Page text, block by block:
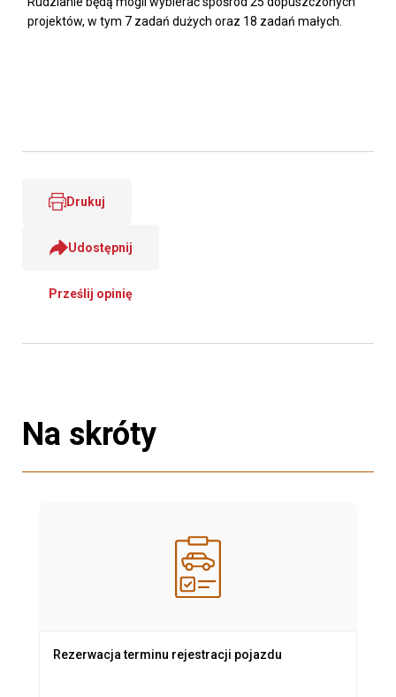
projektów, w tym 7 zadań dużych oraz 18 zadań małych.
Drukuj
Udostępnij
Prześlij opinię
Na skróty
Rezerwacja terminu rejestracji pojazdu